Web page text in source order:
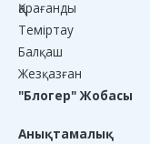
Қарағанды
Теміртау
Балқаш
Жезқазған
"Блогер" Жобасы
Анықтамалық